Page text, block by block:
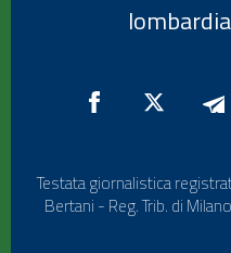
Testata giornalistica
Bertani - Reg. Trib. di